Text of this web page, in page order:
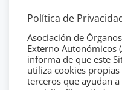
Política de
Asociación de
Externo Autonómicos
informa de que este
utiliza cookies propias
terceros que ayudan